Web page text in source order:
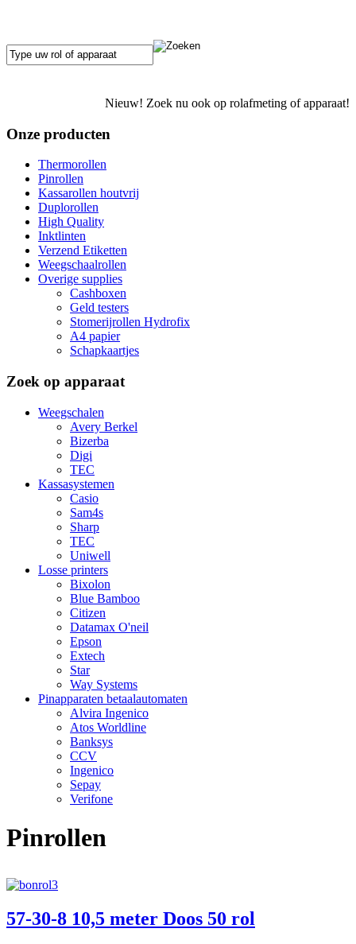
Nieuw! Zoek nu ook op rolafmeting of apparaat!
Onze producten
Thermorollen
Pinrollen
Kassarollen houtvrij
Duplorollen
High Quality
Inktlinten
Verzend Etiketten
Weegschaalrollen
Overige supplies
Cashboxen
Geld testers
Stomerijrollen Hydrofix
A4 papier
Schapkaartjes
Zoek op apparaat
Weegschalen
Avery Berkel
Bizerba
Digi
TEC
Kassasystemen
Casio
Sam4s
Sharp
TEC
Uniwell
Losse printers
Bixolon
Blue Bamboo
Citizen
Datamax O'neil
Epson
Extech
Star
Way Systems
Pinapparaten betaalautomaten
Alvira Ingenico
Atos Worldline
Banksys
CCV
Ingenico
Sepay
Verifone
Pinrollen
57-30-8 10,5 meter Doos 50 rol